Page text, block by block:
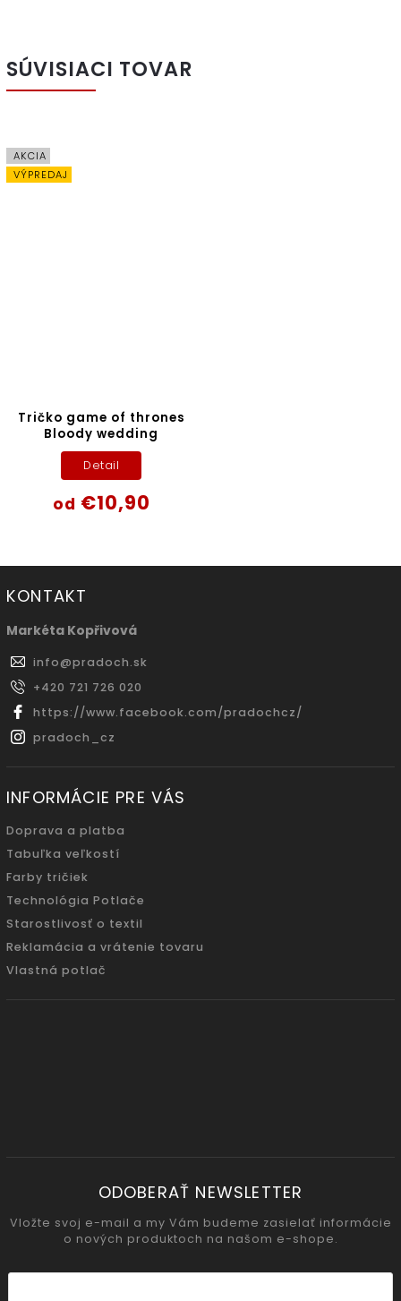
SÚVISIACI TOVAR
AKCIA
VÝPREDAJ
Tričko game of thrones
Bloody wedding
od €10,90
Detail
KONTAKT
Markéta Kopřivová
info@pradoch.sk
+420 721 726 020
https://www.facebook.com/pradochcz/
pradoch_cz
INFORMÁCIE PRE VÁS
Doprava a platba
Tabuľka veľkostí
Farby tričiek
Technológia Potlače
Starostlivosť o textil
Reklamácia a vrátenie tovaru
Vlastná potlač
ODOBERAŤ NEWSLETTER
Vložte svoj e-mail a my Vám budeme zasielať informácie
o nových produktoch na našom e-shope.